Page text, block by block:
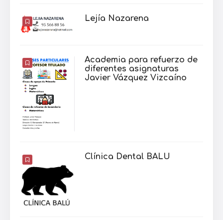
Lejía Nazarena
Academia para refuerzo de
diferentes asignaturas
Javier Vázquez Vizcaíno
Clínica Dental BALU